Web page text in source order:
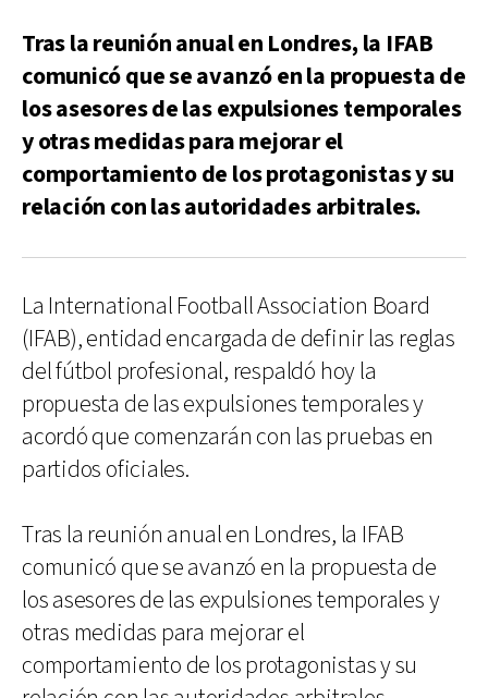
Tras la reunión anual en Londres, la IFAB
comunicó que se avanzó en la propuesta de
los asesores de las expulsiones temporales
y otras medidas para mejorar el
comportamiento de los protagonistas y su
relación con las autoridades arbitrales.
La International Football Association Board
(IFAB), entidad encargada de definir las reglas
del fútbol profesional, respaldó hoy la
propuesta de las expulsiones temporales y
acordó que comenzarán con las pruebas en
partidos oficiales.
Tras la reunión anual en Londres, la IFAB
comunicó que se avanzó en la propuesta de
los asesores de las expulsiones temporales y
otras medidas para mejorar el
comportamiento de los protagonistas y su